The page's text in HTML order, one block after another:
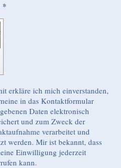
Captcha (Spam-Schutz-Code): *
erkläre ich mich einverstanden,
in das Kontaktformular
Daten elektronisch
und zum Zweck der
verarbeitet und
werden. Mir ist bekannt, dass
Einwilligung jederzeit
kann.